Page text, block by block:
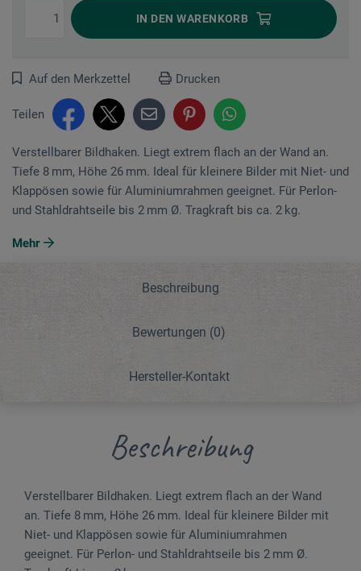
IN DEN WARENKORB
Auf den Merkzettel Drucken
Teilen
Verstellbarer Bildhaken. Liegt extrem flach an der Wand an.
Tiefe 8 mm, Höhe 26 mm. Ideal für kleinere Bilder mit Niet- und
Klappösen sowie für Alu­minium­rahmen geeignet. Für Perlon-
und Stahldrahtseile bis 2 mm Ø. Tragkraft bis ca. 2 kg.
Mehr
Beschreibung
Bewertungen (0)
Hersteller-Kontakt
Beschreibung
Verstellbarer Bildhaken. Liegt extrem flach an der Wand
an. Tiefe 8 mm, Höhe 26 mm. Ideal für kleinere Bilder mit
Niet- und Klappösen sowie für Alu­minium­rahmen
geeignet. Für Perlon- und Stahldrahtseile bis 2 mm Ø.